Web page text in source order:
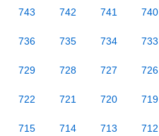
743 742 741 740
736 735 734 733
729 728 727 726
722 721 720 719
715 714 713 712